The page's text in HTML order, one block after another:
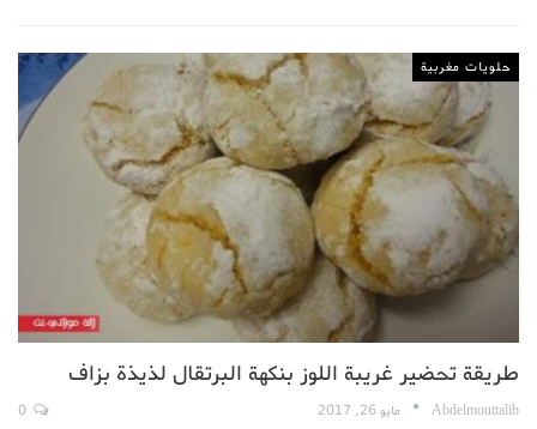
حلويات مغربية
طريقة تحضير غريبة اللوز بنكهة البرتقال لذيذة بزاف
Abdelmouttalib مايو 26, 2017